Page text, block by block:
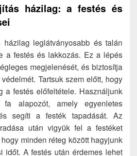
házilag: a festés és
leglátványosabb és talán
a festés és lakkozás. Ez a lépés
megjelenését, és biztosítja
Tartsuk szem előtt, hogy
a festés előfeltétele. Használjunk
fa alapozót, amely egyenletes
segíti a festék tapadását. Az
után vigyük fel a festéket
minden réteg között hagyjunk
időt. A festés után érdemes lehet